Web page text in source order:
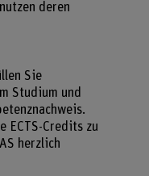
deren
Sie
Studium und
ECTS-Credits zu
herzlich